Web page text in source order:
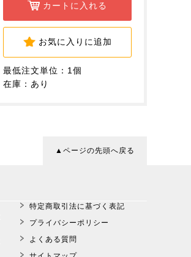
カートに入れる
お気に入りに追加
最低注文単位：1個
在庫：あり
▲ページの先頭へ戻る
特定商取引法に基づく表記
プライバシーポリシー
よくある質問